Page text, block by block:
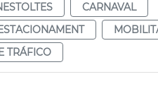
CARNAVAL
TRÁFICO